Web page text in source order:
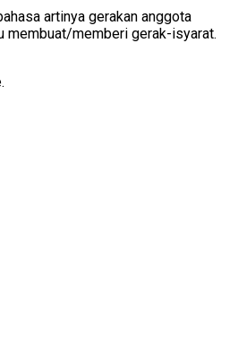
artinya gerakan anggota
membuat/memberi gerak-isyarat.